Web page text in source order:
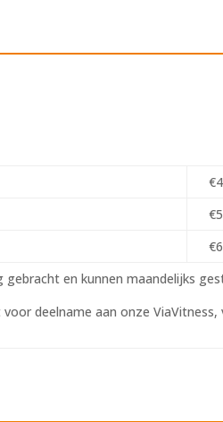
en kunnen maandelijks
deelname aan onze